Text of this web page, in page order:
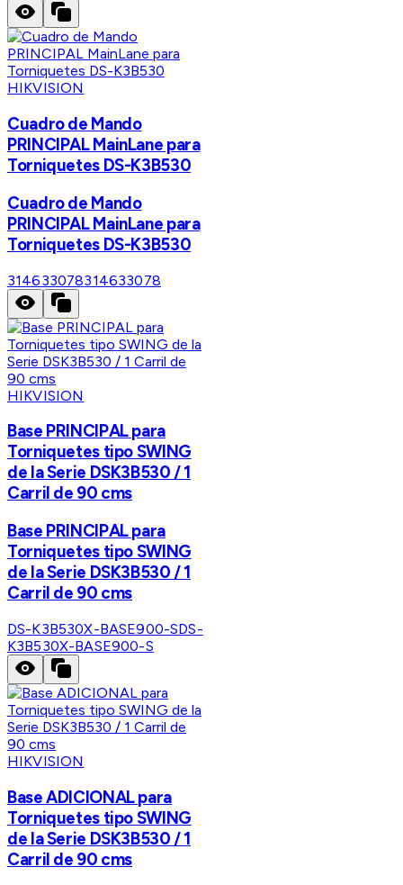
HIKVISION
Cuadro de Mando
PRINCIPAL MainLane para
Torniquetes DS-K3B530
Cuadro de Mando
PRINCIPAL MainLane para
Torniquetes DS-K3B530
314633078314633078
HIKVISION
Base PRINCIPAL para
Torniquetes tipo SWING
de la Serie DSK3B530 / 1
Carril de 90 cms
Base PRINCIPAL para
Torniquetes tipo SWING
de la Serie DSK3B530 / 1
Carril de 90 cms
DS-K3B530X-BASE900-SDS-
K3B530X-BASE900-S
HIKVISION
Base ADICIONAL para
Torniquetes tipo SWING
de la Serie DSK3B530 / 1
Carril de 90 cms